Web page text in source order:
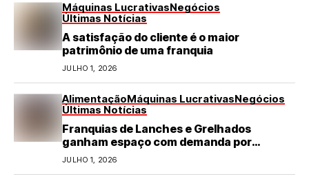
Máquinas LucrativasNegócios
Últimas Notícias
A satisfação do cliente é o maior
patrimônio de uma franquia
JULHO 1, 2026
AlimentaçãoMáquinas LucrativasNegócios
Últimas Notícias
Franquias de Lanches e Grelhados
ganham espaço com demanda por
refeições rápidas e de qualidade
JULHO 1, 2026